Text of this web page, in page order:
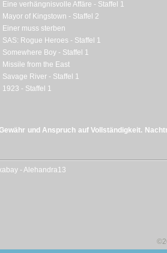
Eine verhängnisvolle Affäre - Staffel 1
Mayor of Kingstown - Staffel 2
Einer muss sterben
SAS: Rogue Heroes - Staffel 1
Somewhere Boy - Staffel 1
Missile from the East
Savage River - Staffel 1
1923 - Staffel 1
und Anspruch auf Vollständigkeit.
- Alehandra13